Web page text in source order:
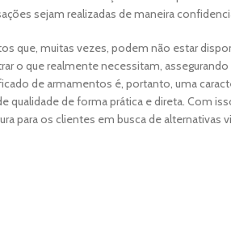
sejam realizadas de maneira
que, muitas vezes, podem não estar
o que realmente necessitam,
de armamentos é, portanto, uma
qualidade de forma prática e direta. Com
para os clientes em busca de alternativas